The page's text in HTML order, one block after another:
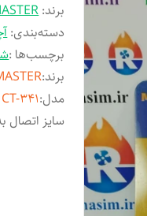
برند:
دسته‌بندی:
برچسب‌ها :
برند:
مدل:
CT-341
سایز اتصال